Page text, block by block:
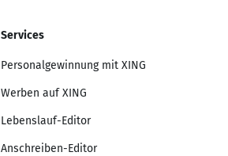
Services
Personalgewinnung mit XING
Werben auf XING
Lebenslauf-Editor
Anschreiben-Editor